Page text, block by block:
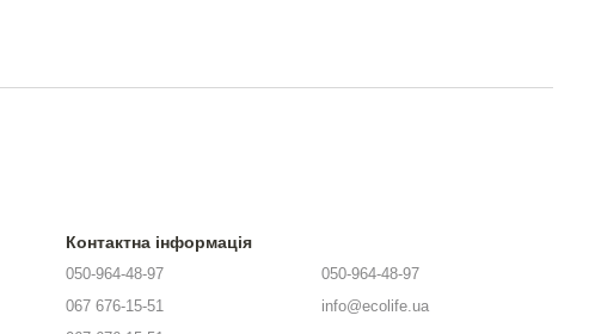
Контактна інформація
050-964-48-97
067 676-15-51
050-964-48-97
info@ecolife.ua